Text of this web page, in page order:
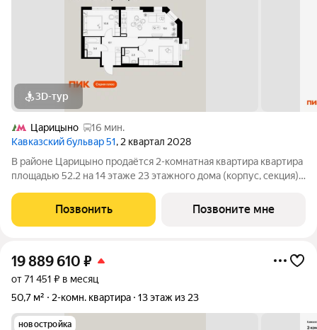
3D-тур
Царицыно
16 мин.
Кавказский бульвар 51, 2 квартал 2028
В районе Царицыно продаётся 2-комнатная квартира квартира
площадью 52.2 на 14 этаже 23 этажного дома (корпус, секция)
расположение 17 минут пешком до станции метро
«Кантемировская» и 20 минут до станции
Позвонить Позвоните мне
19 889 610 ₽
от 71 451 ₽ в месяц
50,7 м²
2-комн. квартира 13 этаж из 23
новостройка